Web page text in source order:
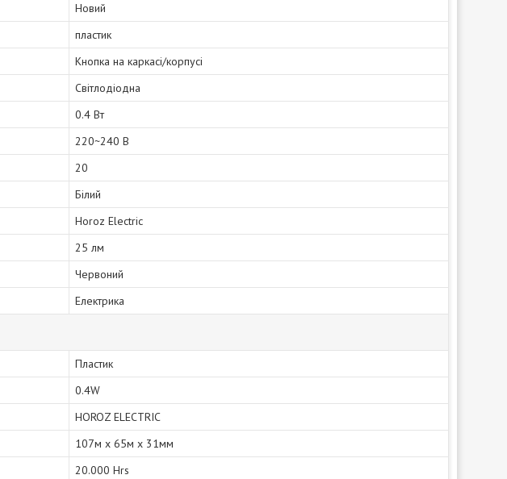
Новий
пластик
Кнопка на каркасі/корпусі
Світлодіодна
0.4 Вт
220~240 В
20
Білий
Horoz Electric
25 лм
Червоний
Електрика
Пластик
0.4W
HOROZ ELECTRIC
107м х 65м х 31мм
20.000 Hrs